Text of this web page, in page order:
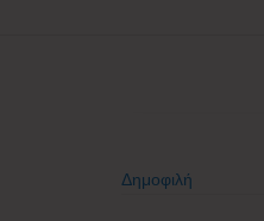
Δημοφιλή